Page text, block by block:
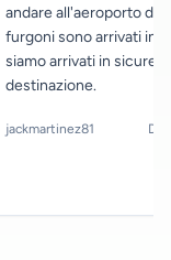
andare all'aeroporto di
furgoni sono arrivati in
siamo arrivati in
destinazione.
jackmartinez81